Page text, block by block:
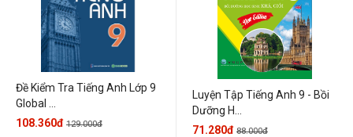
Đề Kiểm Tra Tiếng Anh Lớp 9
Global ...
108.360đ 129.000đ
Luyện Tập Tiếng Anh 9 - Bồi
Dưỡng H...
71.280đ 88.000đ